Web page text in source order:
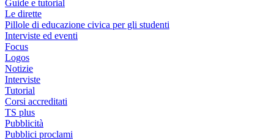
Guide e tutorial
Le dirette
Pillole di educazione civica per gli studenti
Interviste ed eventi
Focus
Logos
Notizie
Interviste
Tutorial
Corsi accreditati
TS plus
Pubblicità
Pubblici proclami